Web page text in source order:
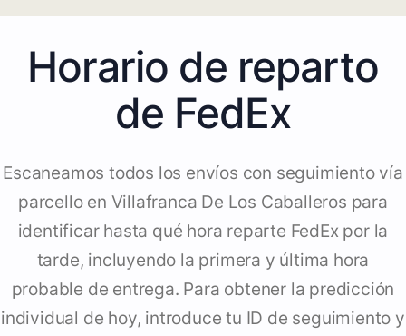
Horario de reparto
de FedEx
Escaneamos todos los envíos con seguimiento vía
parcello en Villafranca De Los Caballeros para
identificar hasta qué hora reparte FedEx por la
tarde, incluyendo la primera y última hora
probable de entrega. Para obtener la predicción
individual de hoy, introduce tu ID de seguimiento y